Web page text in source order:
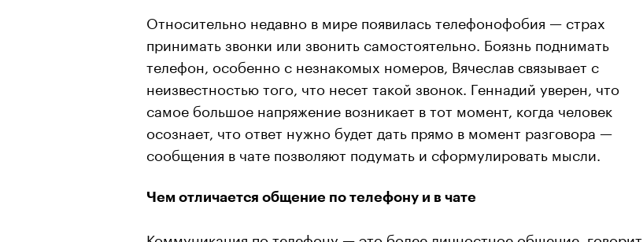
Относительно недавно в мире появилась телефонофобия — страх
принимать звонки или звонить самостоятельно. Боязнь поднимать
телефон, особенно с незнакомых номеров, Вячеслав связывает с
неизвестностью того, что несет такой звонок. Геннадий уверен, что
самое большое напряжение возникает в тот момент, когда человек
осознает, что ответ нужно будет дать прямо в момент разговора —
сообщения в чате позволяют подумать и сформулировать мысли.
Чем отличается общение по телефону и в чате